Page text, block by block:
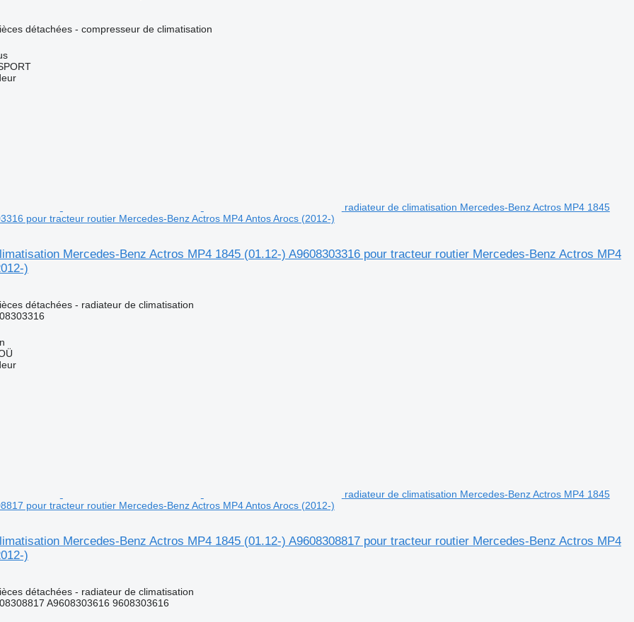
détachées - compresseur de climatisation
radiateur de climatisation Mercedes-Benz Actros MP4 1845
pour tracteur routier Mercedes-Benz Actros MP4 Antos Arocs (2012-)
Mercedes-Benz Actros MP4 1845 (01.12-) A9608303316 pour tracteur routier Mercedes-Benz Actros MP4
)
détachées - radiateur de climatisation
radiateur de climatisation Mercedes-Benz Actros MP4 1845
pour tracteur routier Mercedes-Benz Actros MP4 Antos Arocs (2012-)
Mercedes-Benz Actros MP4 1845 (01.12-) A9608308817 pour tracteur routier Mercedes-Benz Actros MP4
)
détachées - radiateur de climatisation
A9608303616 9608303616